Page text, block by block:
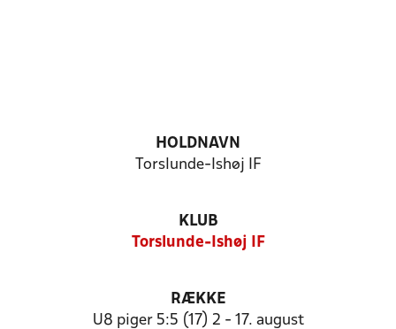
HOLDNAVN
Torslunde-Ishøj IF
KLUB
Torslunde-Ishøj IF
RÆKKE
U8 piger 5:5 (17) 2 - 17. august